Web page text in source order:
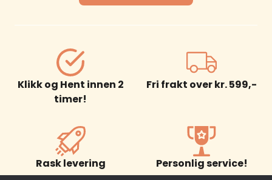
Klikk og Hent innen 2
timer!
Fri frakt over kr. 599,-
Rask levering Personlig service!